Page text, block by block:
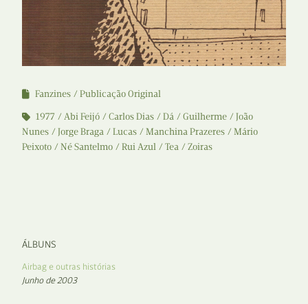
Fanzines
Publicação Original
1977
Abi Feijó Carlos Dias Dá Guilherme
João
Nunes
Jorge Braga Lucas Manchina Prazeres
Mário
Peixoto
Né Santelmo Rui Azul Tea Zoiras
ÁLBUNS
Airbag e outras histórias
Junho de 2003